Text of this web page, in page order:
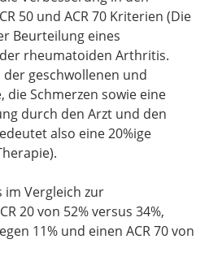
50 und ACR 70 Kriterien (Die
Beurteilung eines
rheumatoiden Arthritis.
der geschwollenen und
die Schmerzen sowie eine
durch den Arzt und den
also eine 20%ige
im Vergleich zur
20 von 52% versus 34%,
11% und einen ACR 70 von